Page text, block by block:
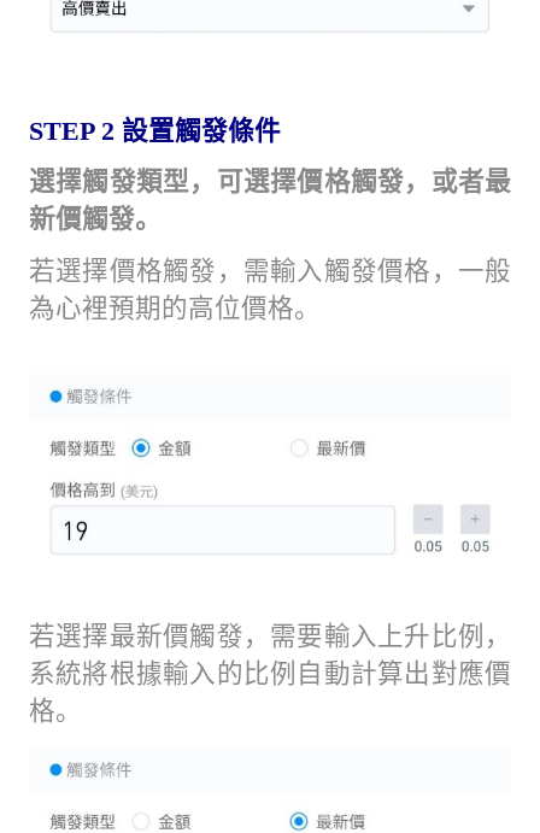
STEP 2 設置觸發條件
選擇觸發類型，可選擇價格觸發，或者最
新價觸發。
若選擇價格觸發，需輸入觸發價格，一般
為心裡預期的高位價格。
若選擇最新價觸發，需要輸入上升比例，
系統將根據輸入的比例自動計算出對應價
格。